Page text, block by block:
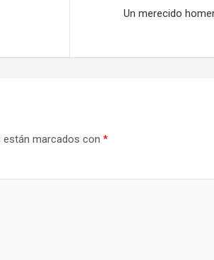
Un merecido
marcados con *